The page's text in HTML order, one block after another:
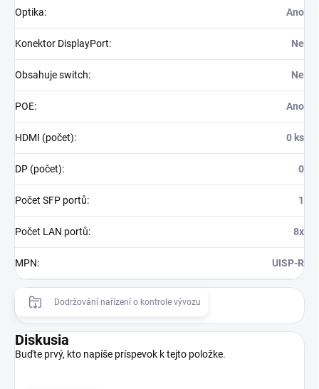
Optika: Ano
Konektor DisplayPort: Ne
Obsahuje switch: Ne
POE: Ano
HDMI (počet): 0 ks
DP (počet): 0
Počet SFP portů: 1
Počet LAN portů: 8x
MPN: UISP-R
Dodržování nařízení o kontrole vývozu
Diskusia
Buďte prvý, kto napíše príspevok k tejto položke.